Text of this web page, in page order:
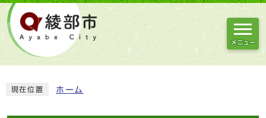
メニュー
現在位置 ホーム